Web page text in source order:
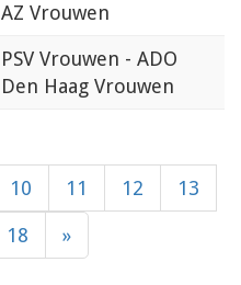
AZ Vrouwen
PSV Vrouwen - ADO
Den Haag Vrouwen
10 11 12 13
18 »